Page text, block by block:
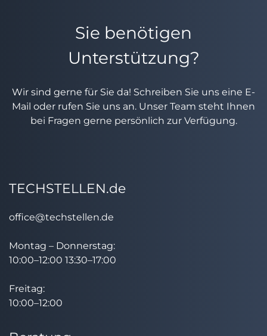
Sie benötigen
Unterstützung?
Wir sind gerne für Sie da! Schreiben Sie uns eine E-
Mail oder rufen Sie uns an. Unser Team steht Ihnen
bei Fragen gerne persönlich zur Verfügung.
TECHSTELLEN.de
office@techstellen.de
Montag – Donnerstag:
10:00–12:00 13:30–17:00
Freitag:
10:00–12:00